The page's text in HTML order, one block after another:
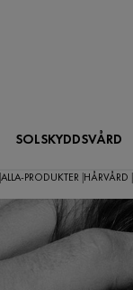
SOLSKYDDSVÅRD
|ALLA-PRODUKTER HÅRVÅRD